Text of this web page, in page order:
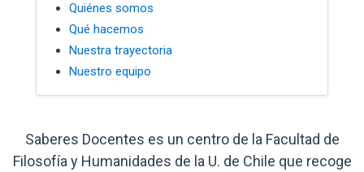
Inscripciones
Certificados digitales
Aulas virtuales
Quiénes somos
Qué hacemos
Nuestra trayectoria
Nuestro equipo
Saberes Docentes es un centro de la Facultad de
Filosofía y Humanidades de la U. de Chile que recoge